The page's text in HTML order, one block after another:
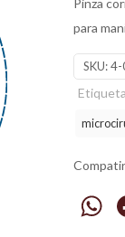
Pinza
para
SKU:4-